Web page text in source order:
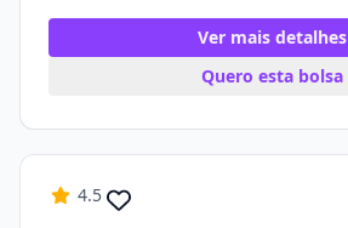
Ver mais detalhes
Quero esta bolsa
4.5